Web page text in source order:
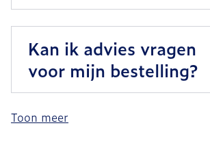
Kan ik advies vragen
voor mijn bestelling?
Toon meer